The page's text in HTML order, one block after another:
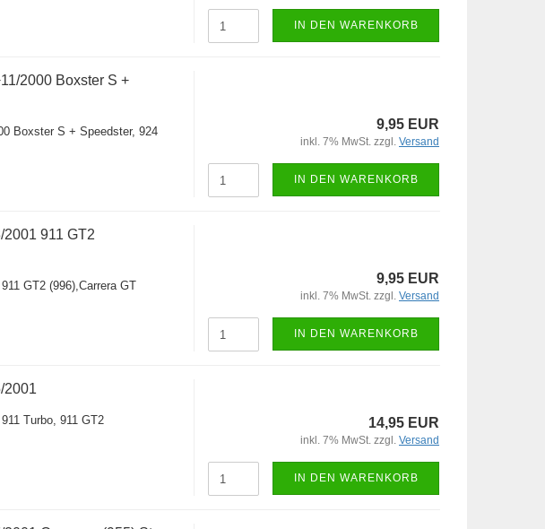
IN DEN WARENKORB
2000 Boxster S +
Boxster S + Speedster, 924 9,95 EUR
inkl. 7% MwSt. zzgl. Versand
IN DEN WARENKORB
911 GT2
GT2 (996),Carrera GT 9,95 EUR
inkl. 7% MwSt. zzgl. Versand
IN DEN WARENKORB
2001
Turbo, 911 GT2 14,95 EUR
inkl. 7% MwSt. zzgl. Versand
IN DEN WARENKORB